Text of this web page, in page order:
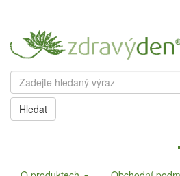
Hledat